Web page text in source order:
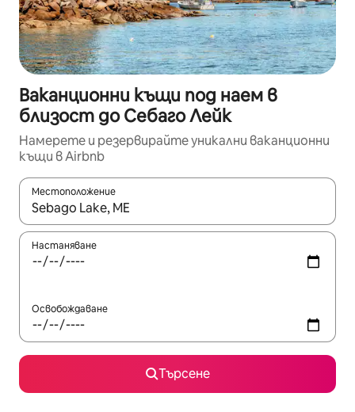
Ваканционни къщи под наем в
близост до Себаго Лейк
Намерете и резервирайте уникални ваканционни
къщи в Airbnb
Местоположение
Когато резултатите се покажат, използвайте
Настаняване
Освобождаване
Търсене